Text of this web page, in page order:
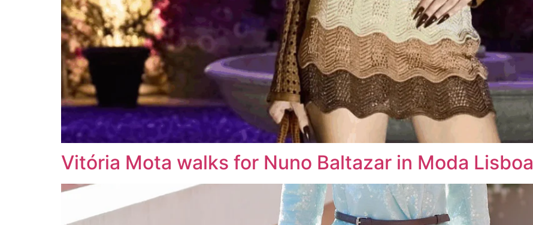
Vitória Mota walks for Nuno Baltazar in Moda Lisboa